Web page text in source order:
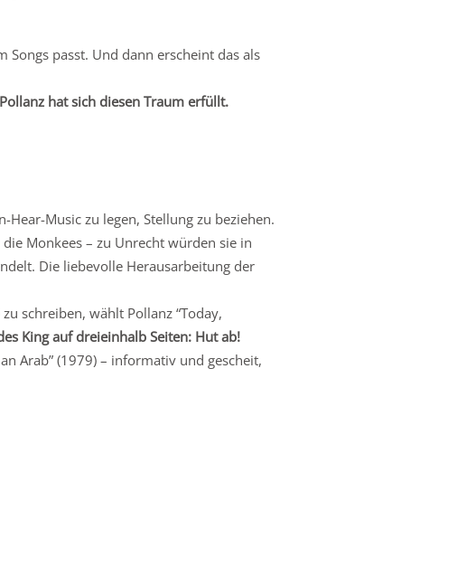
Songs passt. Und dann erscheint das als
hat sich diesen Traum erfüllt.
Music zu legen, Stellung zu beziehen.
Monkees – zu Unrecht würden sie in
Die liebevolle Herausarbeitung der
schreiben, wählt Pollanz “Today,
King auf dreieinhalb Seiten: Hut ab!
Arab” (1979) – informativ und gescheit,